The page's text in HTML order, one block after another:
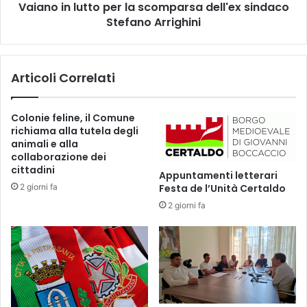
O
N
R
S
O
S
L
R
R
I
T
O
e
a
s
c
p
s
a
d
e
Vaiano in lutto per la scomparsa dell'ex sindaco
Stefano Arrighini
Articoli Correlati
Colonie feline, il Comune
richiama alla tutela degli
animali e alla
collaborazione dei
cittadini
2 giorni fa
Appuntamenti letterari
Festa de l’Unità Certaldo
2 giorni fa